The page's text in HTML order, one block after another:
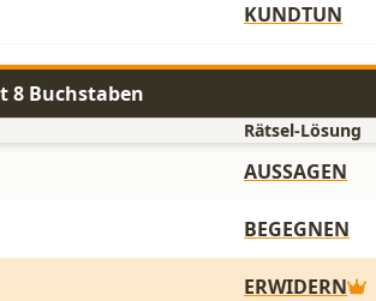
KUNDTUN
Buchstaben
Rätsel-Lösung
AUSSAGEN
BEGEGNEN
ERWIDERN